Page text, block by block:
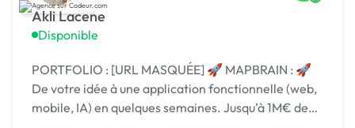
Akli Lacene
Disponible
PORTFOLIO : [URL MASQUÉE] 🚀 MAPBRAIN : 🚀
De votre idée à une application fonctionnelle (web,
mobile, IA) en quelques semaines. Jusqu’à 1M€ de